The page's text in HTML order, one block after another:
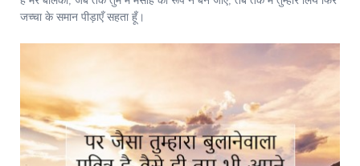
जच्चा के समान पीड़ाएँ सहता हूँ।